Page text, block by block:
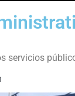
servicios